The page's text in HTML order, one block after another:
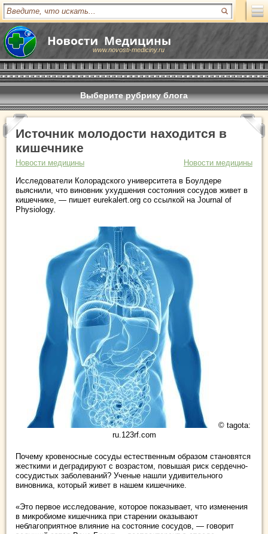
www.novosti-mediciny.ru
Выберите рубрику блога
Источник молодости находится в
кишечнике
Новости медицины
Новости медицины
Исследователи Колорадского университета в Боулдере
выяснили, что виновник ухудшения состояния сосудов живет в
кишечнике, — пишет eurekalert.org со ссылкой на Journal of
Physiology.
© tagota:
ru.123rf.com
Почему кровеносные сосуды естественным образом становятся
жесткими и деградируют с возрастом, повышая риск сердечно-
сосудистых заболеваний? Ученые нашли удивительного
виновника, который живет в нашем кишечнике.
«Это первое исследование, которое показывает, что изменения
в микробиоме кишечника при старении оказывают
неблагоприятное влияние на состояние сосудов, — говорит